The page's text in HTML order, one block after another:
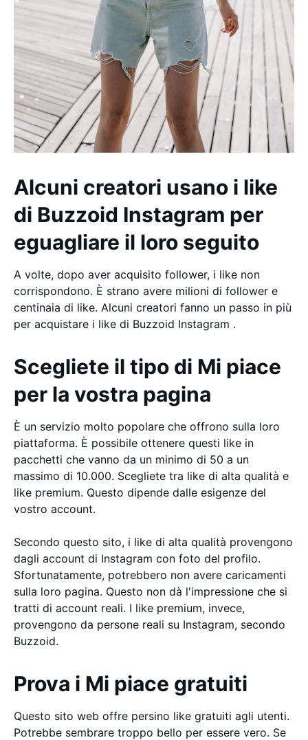
Alcuni creatori usano i like
di Buzzoid Instagram per
eguagliare il loro seguito
A volte, dopo aver acquisito follower, i like non
corrispondono. È strano avere milioni di follower e
centinaia di like. Alcuni creatori fanno un passo in più
per acquistare i like di Buzzoid Instagram .
Scegliete il tipo di Mi piace
per la vostra pagina
È un servizio molto popolare che offrono sulla loro
piattaforma. È possibile ottenere questi like in
pacchetti che vanno da un minimo di 50 a un
massimo di 10.000. Scegliete tra like di alta qualità e
like premium. Questo dipende dalle esigenze del
vostro account.
Secondo questo sito, i like di alta qualità provengono
dagli account di Instagram con foto del profilo.
Sfortunatamente, potrebbero non avere caricamenti
sulla loro pagina. Questo non dà l'impressione che si
tratti di account reali. I like premium, invece,
provengono da persone reali su Instagram, secondo
Buzzoid.
Prova i Mi piace gratuiti
Questo sito web offre persino like gratuiti agli utenti.
Potrebbe sembrare troppo bello per essere vero. Se